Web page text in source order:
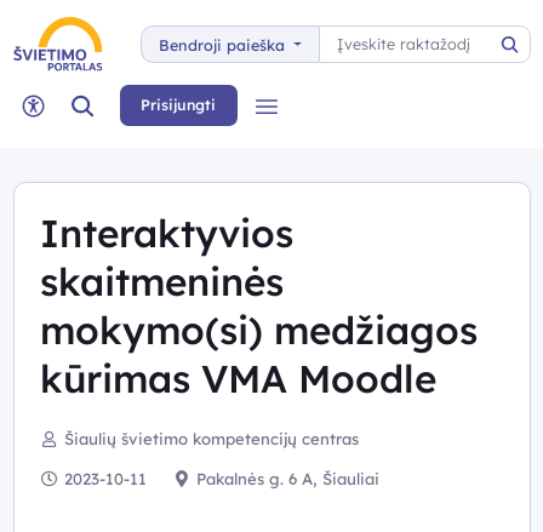
Bendroji paieška
Paieška
Neįgaliųjų rėžimas
Paieška Prisijungti
Interaktyvios
skaitmeninės
mokymo(si) medžiagos
kūrimas VMA Moodle
Šiaulių švietimo kompetencijų centras
2023-10-11 Pakalnės g. 6 A, Šiauliai